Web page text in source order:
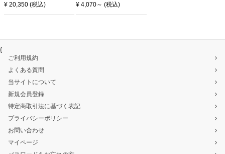
¥ 20,350 (税込) ¥ 4,070～ (税込)
{
ご利用規約
よくある質問
当サイトについて
新規会員登録
特定商取引法に基づく表記
プライバシーポリシー
お問い合わせ
マイページ